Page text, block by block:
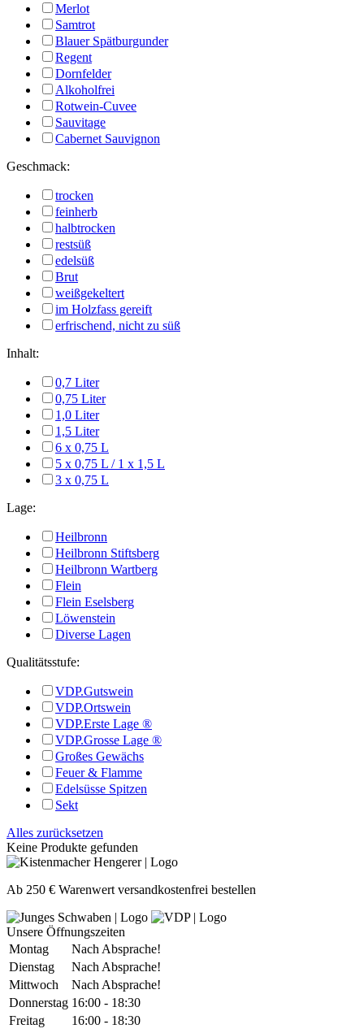
Merlot
Samtrot
Blauer Spätburgunder
Regent
Dornfelder
Alkoholfrei
Rotwein-Cuvee
Sauvitage
Cabernet Sauvignon
Geschmack:
trocken
feinherb
halbtrocken
restsüß
edelsüß
Brut
weißgekeltert
im Holzfass gereift
erfrischend, nicht zu süß
Inhalt:
0,7 Liter
0,75 Liter
1,0 Liter
1,5 Liter
6 x 0,75 L
5 x 0,75 L / 1 x 1,5 L
3 x 0,75 L
Lage:
Heilbronn
Heilbronn Stiftsberg
Heilbronn Wartberg
Flein
Flein Eselsberg
Löwenstein
Diverse Lagen
Qualitätsstufe:
VDP.Gutswein
VDP.Ortswein
VDP.Erste Lage ®
VDP.Grosse Lage ®
Großes Gewächs
Feuer & Flamme
Edelsüsse Spitzen
Sekt
Alles zurücksetzen
Keine Produkte gefunden
Ab 250 € Warenwert versandkostenfrei bestellen
Unsere Öffnungszeiten
Montag
Nach Absprache!
Dienstag
Nach Absprache!
Mittwoch
Nach Absprache!
Donnerstag 16:00 - 18:30
Freitag
16:00 - 18:30